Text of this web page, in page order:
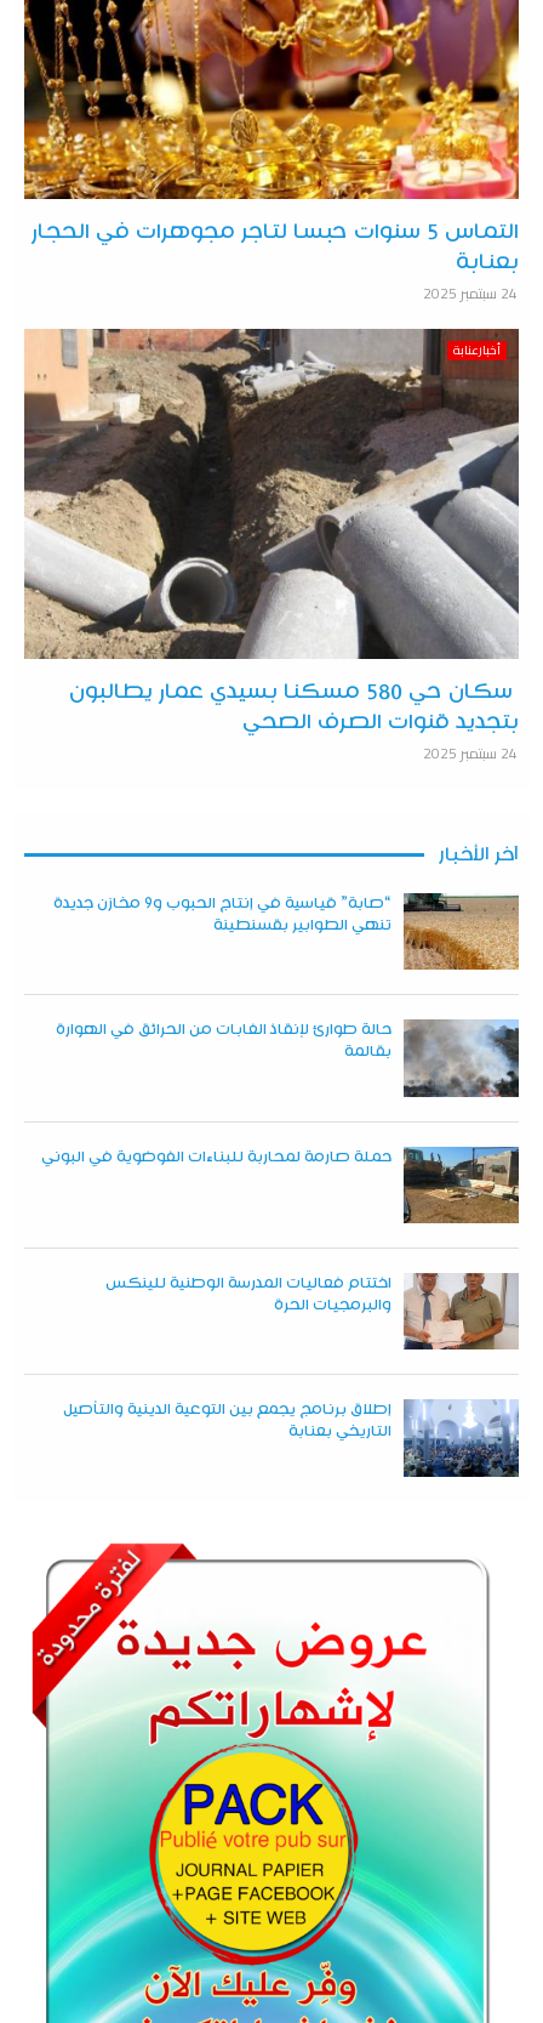
التماس 5 سنوات حبسا لتاجر مجوهرات في الحجار
بعنابة
24 سبتمبر 2025
أخبارعنابة
سكان حي 580 مسكنا بسيدي عمار يطالبون
بتجديد قنوات الصرف الصحي
24 سبتمبر 2025
آخر الأخبار
“صابة” قياسية في إنتاج الحبوب و9 مخازن جديدة
تنهي الطوابير بقسنطينة
حالة طوارئ لإنقاذ الغابات من الحرائق في الهوارة
بقالمة
حملة صارمة لمحاربة للبناءات الفوضوية في البوني
اختتام فعاليات المدرسة الوطنية للينكس
والبرمجيات الحرة
إطلاق برنامج يجمع بين التوعية الدينية والتأصيل
التاريخي بعنابة